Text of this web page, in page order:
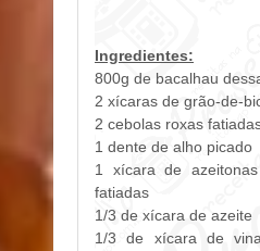
Ingredientes:
800g de bacalhau
2 xícaras de grão-de-
2 cebolas roxas
1 dente de alho picado
1 xícara de
fatiadas
1/3 de xícara de azeite
1/3 de xícara de